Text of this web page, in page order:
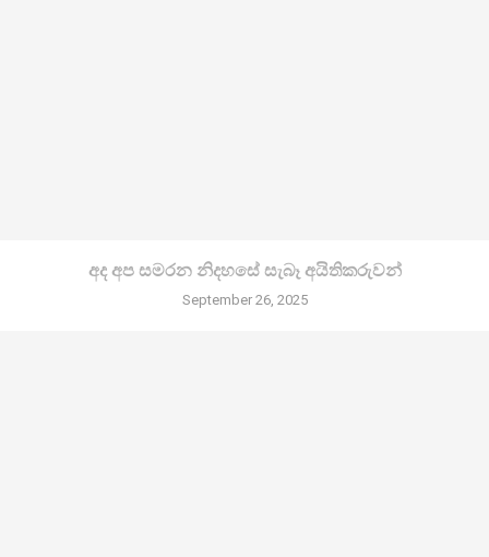
අද අප සමරන නිදහසේ සැබෑ අයිතිකරුවන්
September 26, 2025